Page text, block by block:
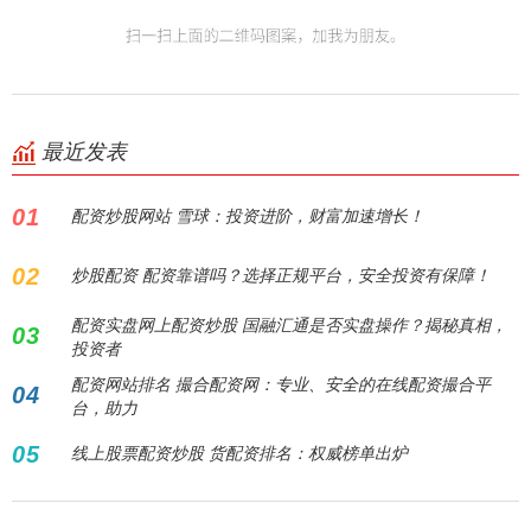
最近发表
01 配资炒股网站 雪球：投资进阶，财富加速增长！
02 炒股配资 配资靠谱吗？选择正规平台，安全投资有保障！
03
配资实盘网上配资炒股 国融汇通是否实盘操作？揭秘真相，
投资者
04
配资网站排名 撮合配资网：专业、安全的在线配资撮合平
台，助力
05 线上股票配资炒股 货配资排名：权威榜单出炉